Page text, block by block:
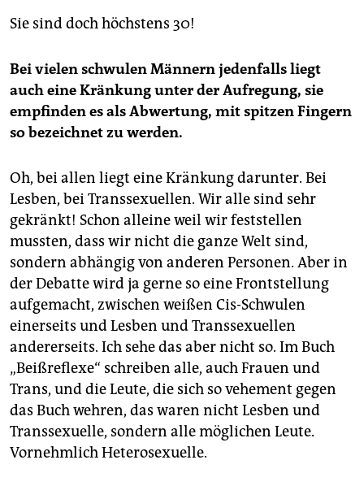
Sie sind doch höchstens 30!
Bei vielen schwulen Männern jedenfalls liegt
auch eine Kränkung unter der Aufregung, sie
empfinden es als Abwertung, mit spitzen Fingern
so bezeichnet zu werden.
Oh, bei allen liegt eine Kränkung darunter. Bei
Lesben, bei Transsexuellen. Wir alle sind sehr
gekränkt! Schon alleine weil wir feststellen
mussten, dass wir nicht die ganze Welt sind,
sondern abhängig von anderen Personen. Aber in
der Debatte wird ja gerne so eine Frontstellung
aufgemacht, zwischen weißen Cis-Schwulen
einerseits und Lesben und Transsexuellen
andererseits. Ich sehe das aber nicht so. Im Buch
„Beißreflexe“ schreiben alle, auch Frauen und
Trans, und die Leute, die sich so vehement gegen
das Buch wehren, das waren nicht Lesben und
Transsexuelle, sondern alle möglichen Leute.
Vornehmlich Heterosexuelle.